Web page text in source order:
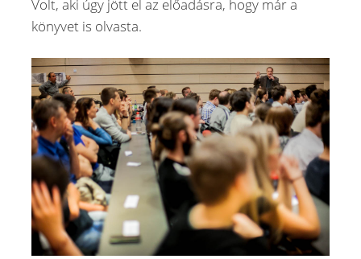
Volt, aki úgy jött el az előadásra, hogy már a
könyvet is olvasta.